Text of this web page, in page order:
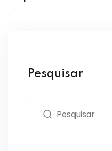
Pesquisar